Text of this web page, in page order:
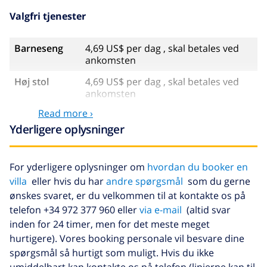
Valgfri tjenester
Barneseng
4,69 US$ per dag , skal betales ved
ankomsten
Høj stol
4,69 US$ per dag , skal betales ved
ankomsten
Kæledyr
46,91 US$ , skal betales ved
ankomsten
Sen ankomst
58,64 US$ , skal betales ved
ankomsten
Ekstra seng
14,07 US$ per dag , skal betales ved
ankomsten
Ekstra
sengetøj
17,59 US$ per person , skal betales
ved ankomsten
Ekstra
håndklæder
8,80 US$ per person , skal betales
ved ankomsten
Read more ›
Yderligere oplysninger
For yderligere oplysninger om hvordan du booker en
villa eller hvis du harandre spørgsmål som du gerne
ønskes svaret, er du velkommen til at kontakte os på
telefon +34 972 377 960 ellervia e-mail (altid svar
inden for 24 timer, men for det meste meget
hurtigere). Vores booking personale vil besvare dine
spørgsmål så hurtigt som muligt. Hvis du ikke